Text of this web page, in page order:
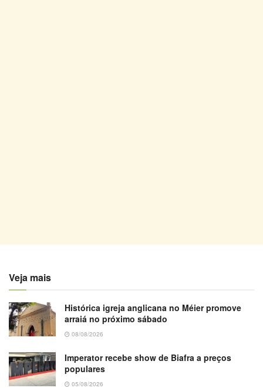
Veja mais
Histórica igreja anglicana no Méier promove
arraiá no próximo sábado
08/08/2026
Imperator recebe show de Biafra a preços
populares
05/08/2026